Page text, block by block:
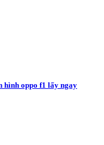
hình oppo f1 lấy ngay